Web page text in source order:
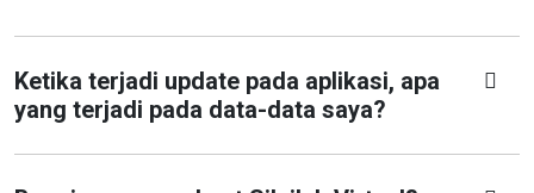
Ketika terjadi update pada aplikasi, apa
yang terjadi pada data-data saya?